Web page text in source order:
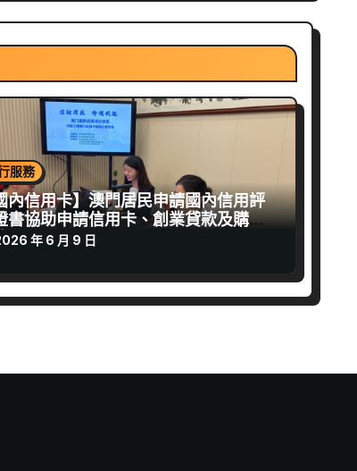
服務
內信用卡】澳門居民申請國內信用評
書協助申請信用卡、創業貸款及購房
年 6 月 9 日